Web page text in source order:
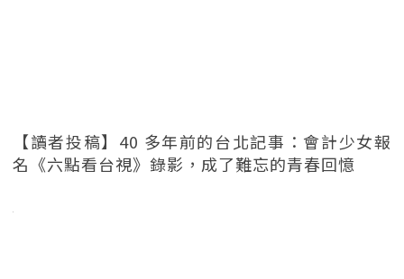
【讀者投稿】40 多年前的台北記事：會計少女報
名《六點看台視》錄影，成了難忘的青春回憶